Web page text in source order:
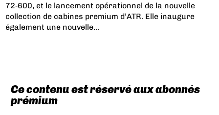
72‑600, et le lancement opérationnel de la nouvelle
collection de cabines premium d’ATR. Elle inaugure
également une nouvelle...
Ce contenu est réservé aux abonnés
prémium